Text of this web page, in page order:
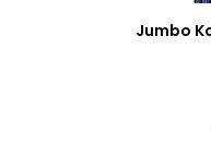
Jumbo